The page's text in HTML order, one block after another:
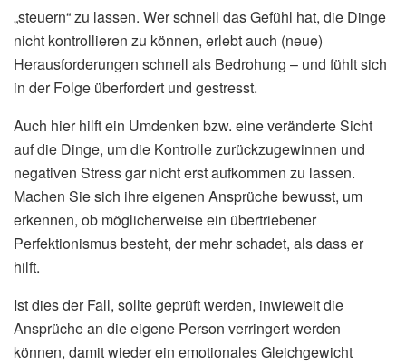
„steuern“ zu lassen. Wer schnell das Gefühl hat, die Dinge
nicht kontrollieren zu können, erlebt auch (neue)
Herausforderungen schnell als Bedrohung – und fühlt sich
in der Folge überfordert und gestresst.
Auch hier hilft ein Umdenken bzw. eine veränderte Sicht
auf die Dinge, um die Kontrolle zurückzugewinnen und
negativen Stress gar nicht erst aufkommen zu lassen.
Machen Sie sich ihre eigenen Ansprüche bewusst, um
erkennen, ob möglicherweise ein übertriebener
Perfektionismus besteht, der mehr schadet, als dass er
hilft.
Ist dies der Fall, sollte geprüft werden, inwieweit die
Ansprüche an die eigene Person verringert werden
können, damit wieder ein emotionales Gleichgewicht